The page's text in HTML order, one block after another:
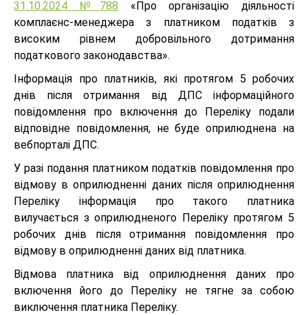
31.10.2024 №788 «Про організацію діяльності
комплаєнс-менеджера з платником податків з
високим рівнем добровільного дотримання
податкового законодавства».
Інформація про платників, які протягом 5 робочих
днів після отримання від ДПС інформаційного
повідомлення про включення до Переліку подали
відповідне повідомлення, не буде оприлюднена на
вебпорталі ДПС.
У разі подання платником податків повідомлення про
відмову в оприлюдненні даних після оприлюднення
Переліку інформація про такого платника
вилучається з оприлюдненого Переліку протягом 5
робочих днів після отримання повідомлення про
відмову в оприлюдненні даних від платника.
Відмова платника від оприлюднення даних про
включення його до Переліку не тягне за собою
виключення платника Переліку.